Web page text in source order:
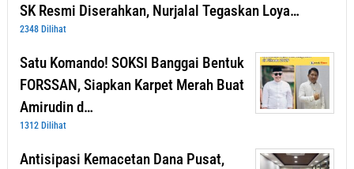
SK Resmi Diserahkan, Nurjalal Tegaskan Loya…
2348 Dilihat
Satu Komando! SOKSI Banggai Bentuk
FORSSAN, Siapkan Karpet Merah Buat
Amirudin d…
1312 Dilihat
Antisipasi Kemacetan Dana Pusat,